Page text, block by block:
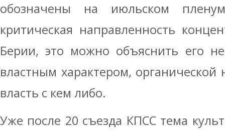
обозначены на июльском
критическая направленность
Берии, это можно объяснить его
властным характером, органической
власть с кем либо.
Уже после 20 съезда КПСС тема